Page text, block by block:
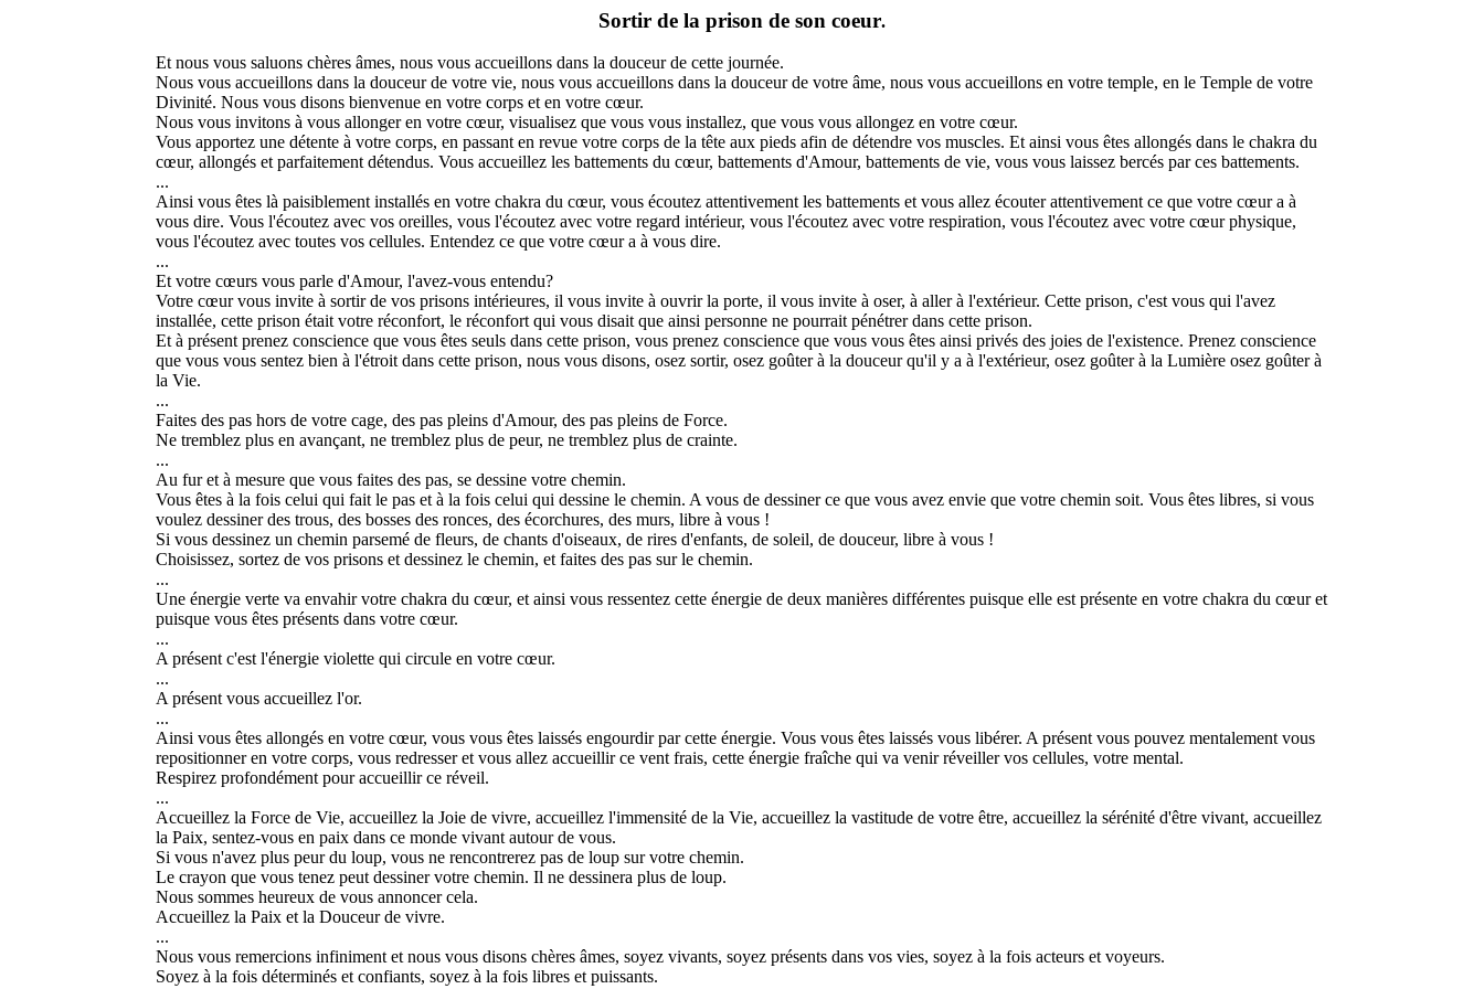
Sortir de la prison de son coeur.
Et nous vous saluons chères âmes, nous vous accueillons dans la douceur de cette journée.
Nous vous accueillons dans la douceur de votre vie, nous vous accueillons dans la douceur de votre âme, nous vous accueillons en votre temple, en le Temple de votre
Divinité. Nous vous disons bienvenue en votre corps et en votre cœur.
Nous vous invitons à vous allonger en votre cœur, visualisez que vous vous installez, que vous vous allongez en votre cœur.
Vous apportez une détente à votre corps, en passant en revue votre corps de la tête aux pieds afin de détendre vos muscles. Et ainsi vous êtes allongés dans le chakra du
cœur, allongés et parfaitement détendus. Vous accueillez les battements du cœur, battements d'Amour, battements de vie, vous vous laissez bercés par ces battements.
...
Ainsi vous êtes là paisiblement installés en votre chakra du cœur, vous écoutez attentivement les battements et vous allez écouter attentivement ce que votre cœur a à
vous dire. Vous l'écoutez avec vos oreilles, vous l'écoutez avec votre regard intérieur, vous l'écoutez avec votre respiration, vous l'écoutez avec votre cœur physique,
vous l'écoutez avec toutes vos cellules. Entendez ce que votre cœur a à vous dire.
...
Et votre cœurs vous parle d'Amour, l'avez-vous entendu?
Votre cœur vous invite à sortir de vos prisons intérieures, il vous invite à ouvrir la porte, il vous invite à oser, à aller à l'extérieur. Cette prison, c'est vous qui l'avez
installée, cette prison était votre réconfort, le réconfort qui vous disait que ainsi personne ne pourrait pénétrer dans cette prison.
Et à présent prenez conscience que vous êtes seuls dans cette prison, vous prenez conscience que vous vous êtes ainsi privés des joies de l'existence. Prenez conscience
que vous vous sentez bien à l'étroit dans cette prison, nous vous disons, osez sortir, osez goûter à la douceur qu'il y a à l'extérieur, osez goûter à la Lumière osez goûter à
la Vie.
...
Faites des pas hors de votre cage, des pas pleins d'Amour, des pas pleins de Force.
Ne tremblez plus en avançant, ne tremblez plus de peur, ne tremblez plus de crainte.
...
Au fur et à mesure que vous faites des pas, se dessine votre chemin.
Vous êtes à la fois celui qui fait le pas et à la fois celui qui dessine le chemin. A vous de dessiner ce que vous avez envie que votre chemin soit. Vous êtes libres, si vous
voulez dessiner des trous, des bosses des ronces, des écorchures, des murs, libre à vous !
Si vous dessinez un chemin parsemé de fleurs, de chants d'oiseaux, de rires d'enfants, de soleil, de douceur, libre à vous !
Choisissez, sortez de vos prisons et dessinez le chemin, et faites des pas sur le chemin.
...
Une énergie verte va envahir votre chakra du cœur, et ainsi vous ressentez cette énergie de deux manières différentes puisque elle est présente en votre chakra du cœur et
puisque vous êtes présents dans votre cœur.
...
A présent c'est l'énergie violette qui circule en votre cœur.
...
A présent vous accueillez l'or.
...
Ainsi vous êtes allongés en votre cœur, vous vous êtes laissés engourdir par cette énergie. Vous vous êtes laissés vous libérer. A présent vous pouvez mentalement vous
repositionner en votre corps, vous redresser et vous allez accueillir ce vent frais, cette énergie fraîche qui va venir réveiller vos cellules, votre mental.
Respirez profondément pour accueillir ce réveil.
...
Accueillez la Force de Vie, accueillez la Joie de vivre, accueillez l'immensité de la Vie, accueillez la vastitude de votre être, accueillez la sérénité d'être vivant, accueillez
la Paix, sentez-vous en paix dans ce monde vivant autour de vous.
Si vous n'avez plus peur du loup, vous ne rencontrerez pas de loup sur votre chemin.
Le crayon que vous tenez peut dessiner votre chemin. Il ne dessinera plus de loup.
Nous sommes heureux de vous annoncer cela.
Accueillez la Paix et la Douceur de vivre.
...
Nous vous remercions infiniment et nous vous disons chères âmes, soyez vivants, soyez présents dans vos vies, soyez à la fois acteurs et voyeurs.
Soyez à la fois déterminés et confiants, soyez à la fois libres et puissants.